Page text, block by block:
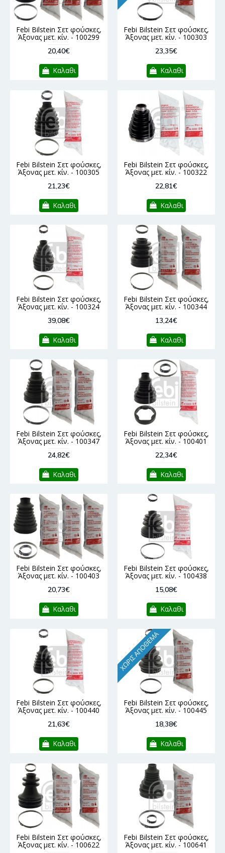
Febi Bilstein Σετ φούσκες,
Άξονας μετ. κίν. - 100299
20,40€
Καλαθι
Febi Bilstein Σετ φούσκες,
Άξονας μετ. κίν. - 100303
23,35€
Καλαθι
Febi Bilstein Σετ φούσκες,
Άξονας μετ. κίν. - 100305
21,23€
Καλαθι
Febi Bilstein Σετ φούσκες,
Άξονας μετ. κίν. - 100322
22,81€
Καλαθι
Febi Bilstein Σετ φούσκες,
Άξονας μετ. κίν. - 100324
39,08€
Καλαθι
Febi Bilstein Σετ φούσκες,
Άξονας μετ. κίν. - 100344
13,24€
Καλαθι
Febi Bilstein Σετ φούσκες,
Άξονας μετ. κίν. - 100347
24,82€
Καλαθι
Febi Bilstein Σετ φούσκες,
Άξονας μετ. κίν. - 100401
22,34€
Καλαθι
Febi Bilstein Σετ φούσκες,
Άξονας μετ. κίν. - 100403
20,73€
Καλαθι
Febi Bilstein Σετ φούσκες,
Άξονας μετ. κίν. - 100438
15,08€
Καλαθι
Febi Bilstein Σετ φούσκες,
Άξονας μετ. κίν. - 100440
21,63€
Καλαθι
ΧΩΡΊΣ ΑΠΌΘΕΜΑ
Febi Bilstein Σετ φούσκες,
Άξονας μετ. κίν. - 100445
18,38€
Καλαθι
Febi Bilstein Σετ φούσκες,
Άξονας μετ. κίν. - 100622
Febi Bilstein Σετ φούσκες,
Άξονας μετ. κίν. - 100641